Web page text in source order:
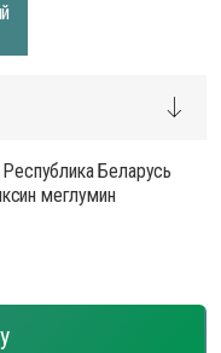
Беларусь
меглумин